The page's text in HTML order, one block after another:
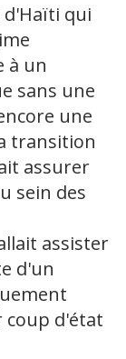
d'Haïti qui
à un
sans une
une
transition
assurer
sein des
assister
d'un
coup d'état